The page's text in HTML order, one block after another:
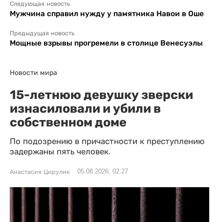
Следующая новость
Мужчина справил нужду у памятника Навои в Оше
Предыдущая новость
Мощные взрывы прогремели в столице Венесуэлы
Новости мира
15-летнюю девушку зверски
изнасиловали и убили в
собственном доме
По подозрению в причастности к преступлению
задержаны пять человек.
Анастасия Цирулик 05.08.2026, 02:27